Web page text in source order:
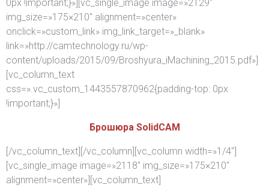
0px !important;}»][vc_single_image image=»2129″
img_size=»175×210″ alignment=»center»
onclick=»custom_link» img_link_target=»_blank»
link=»http://camtechnology.ru/wp-
content/uploads/2015/09/Broshyura_iMachining_2015.pdf»]
[vc_column_text
css=».vc_custom_1443557870962{padding-top: 0px
!important;}»]
Брошюра SolidCAM
[/vc_column_text][/vc_column][vc_column width=»1/4″]
[vc_single_image image=»2118″ img_size=»175×210″
alignment=»center»][vc_column_text]